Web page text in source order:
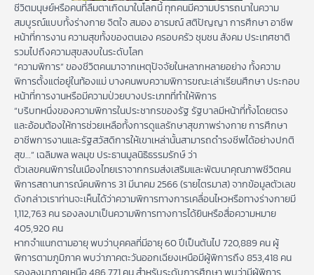
ชีวิตมนุษย์หรือคนที่ลืมตาเกิดมาในโลกนี้ ทุกคนมีความปรารถนาในความ
สมบูรณ์แบบทั้งร่างกาย จิตใจ สมอง อารมณ์ สติปัญญา การศึกษา อาชีพ
หน้าที่การงาน ความสุขทั้งของตนเอง ครอบครัว ชุมชน สังคม ประเทศชาติ
รวมไปถึงความสุขสงบในระดับโลก
“ความพิการ” ของชีวิตคนมาจากเหตุปัจจัยในหลากหลายอย่าง ทั้งความ
พิการตั้งแต่อยู่ในท้องแม่ บางคนพบความพิการขณะเล่าเรียนศึกษา ประกอบ
หน้าที่การงานหรือมีความป่วยบางประเภทที่ทำให้พิการ
“บริบทหนึ่งของความพิการในประชากรของรัฐ รัฐบาลมีหน้าที่ทั้งโดยตรง
และอ้อมต้องให้การช่วยเหลือทั้งการดูแลรักษาสุขภาพร่างกาย การศึกษา
อาชีพการงานและรัฐสวัสดิการให้เขาเหล่านั้นสามารถดำรงชีพได้อย่างปกติ
สุข…” เฉลิมพล พลมุข ประธานมูลนิธิธรรมรักษ์ ว่า
ตัวเลขคนพิการในเมืองไทยเราจากกรมส่งเสริมและพัฒนาคุณภาพชีวิตคน
พิการสถานการณ์คนพิการ 31 มีนาคม 2566 (รายไตรมาส) จากข้อมูลตัวเลข
ดังกล่าวเราท่านจะเห็นได้ว่าความพิการทางการเคลื่อนไหวหรือทางร่างกายมี
1,112,763 คน รองลงมาเป็นความพิการทางการได้ยินหรือสื่อความหมาย
405,920 คน
หากจำแนกตามอายุ พบว่าบุคคลที่มีอายุ 60 ปีเป็นต้นไป 720,889 คน ผู้
พิการตามภูมิภาค พบว่าภาคตะวันออกเฉียงเหนือมีผู้พิการถึง 853,418 คน